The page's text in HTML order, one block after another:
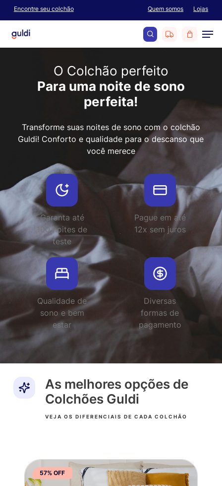
Skip
main
content
Encontre seu colchão Lojas
Quem somos
search
O Colchão perfeito
Para uma noite de sono
perfeita!
Transforme suas noites de sono com o colchão
Guldi! Conforto e qualidade para o descanso que
você merece
Garanta até
100 noites de
teste
Pague em até
12x sem juros
Qualidade de
sono e bem
estar
Diversas
formas de
pagamento
As melhores opções de
Colchões Guldi
VEJA OS DIFERENCIAIS DE CADA COLCHÃO
57% OFF
Menu